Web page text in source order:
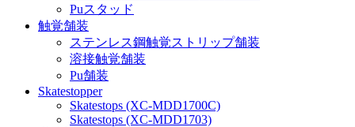
Puスタッド
触覚舗装
ステンレス鋼触覚ストリップ舗装
溶接触覚舗装
Pu舗装
Skatestopper
Skatestops (XC-MDD1700C)
Skatestops (XC-MDD1703)